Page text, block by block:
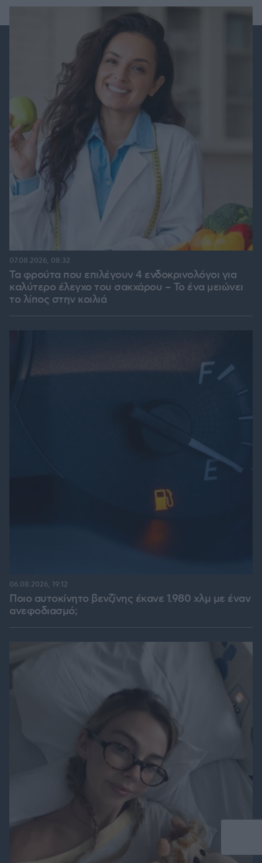
Τα φρούτα που επιλέγουν 4 ενδοκρινολόγοι για
καλύτερο έλεγχο του σακχάρου – Το ένα μειώνει
το λίπος στην κοιλιά
07.08.2026, 08:32
Ποιο αυτοκίνητο βενζίνης έκανε 1.980 χλμ με έναν
ανεφοδιασμό;
06.08.2026, 19:12